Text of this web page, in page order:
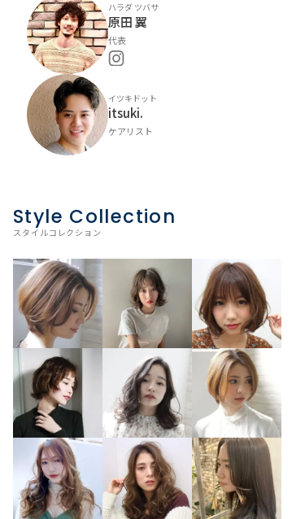
ハラダ ツバサ
原田 翼
代表
イツキドット
itsuki.
ケアリスト
Style Collection
スタイルコレクション